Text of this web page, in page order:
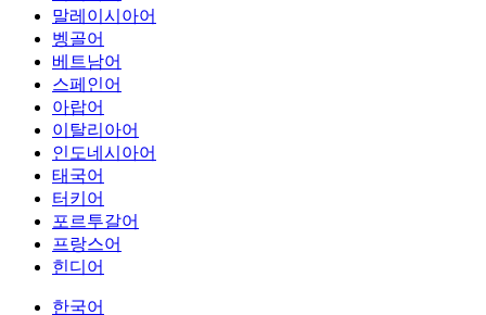
말레이시아어
벵골어
베트남어
스페인어
아랍어
이탈리아어
인도네시아어
태국어
터키어
포르투갈어
프랑스어
힌디어
한국어